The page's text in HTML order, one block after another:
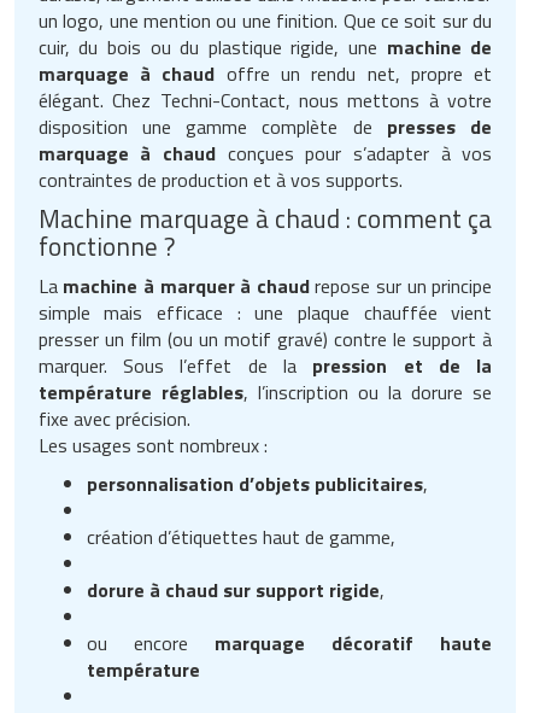
Mobilier fumeurs
Mobilier gabion
Mobilier pour cimetière
Mobilier urbain solaire
Panneaux brise vue
Ponton
Potelets et bornes urbaines
Protection arbres
Signalisation routière
Table de pique nique
Outillage jardin
Panneaux et affichages pour
magasin
PLV pour magasin
Présentoirs pour magasin
Rasage pour homme
Rayonnages pour magasin
Robots de service
Sac shopping
Thermomètre de mesure
Ustensile cuisine professionnel
Vêtements personnalisés
Vitrines pour magasin
Matériel électrique
Mesure et contrôle
Outillage à main
Outillage électrique
Pistolet professionnel
Portes industrielles
Sas de confinement
Signalétique industrielle
Tables pour atelier
Techniques
Traitement de l'air
Traitement des eaux
Trancheuse professionnelle
Panneaux et signalétiques de
nettoyage
Poubelles et portes sacs
Produits d'essuyage
Produits de nettoyage
professionnels
Produits pour lave vaisselle
Protection anti-inondation
Pulvérisateurs professionnels
Robots de nettoyage
Savons et soins du corps
Tapis de bureau
Tapis et caillebotis
Traitement des surfaces
Equipement multisport
Equipement paintball
Equipement pour trottinette
Equipement pour vélo
Equipement rugby
Equipement sport de combat
Equipement tennis
Equipement Tir à l'arc
Equipement Tir au fusil
Equipement volley ball
Equipements de football
Equipements de karting
Equipements pour patinage
Machines à café professionnelles
Machines d'emballage alimentaire
Marmites professionnelles
Matériel boulangerie pâtisserie
Matériel découpe de cuisine
Matériel pizzeria
Matériels d'hygiène pour restaurant
Meuble inox de cuisine
Mixeurs et blenders professionnels
Mobilier self service
Pétrin professionnel
Piano de cuisson
Plats et plateaux
Outillage BTP
Peinture
Plafond
Protections murales
Réparation de sol
Sécurité du chantier
Signalisations de chantier
Tapis agricoles
Services juridiques
Téléphone portable
Téléphonie pour entreprise
Transport
Travaux agricoles
Travaux maison
Véhicules professionnels
un logo, une mention ou une finition. Que ce soit sur du
cuir, du bois ou du plastique rigide, une machine de
marquage à chaud offre un rendu net, propre et
élégant. Chez Techni-Contact, nous mettons à votre
disposition une gamme complète de presses de
marquage à chaud conçues pour s’adapter à vos
contraintes de production et à vos supports.
Machine marquage à chaud : comment ça
fonctionne ?
La machine à marquer à chaudrepose sur un principe
simple mais efficace : une plaque chauffée vient
presser un film (ou un motif gravé) contre le support à
marquer. Sous l’effet de la pression et de la
température réglables, l’inscription ou la dorure se
fixe avec précision.
Les usages sont nombreux :
personnalisation d’objets publicitaires,
création d’étiquettes haut de gamme,
dorure à chaud sur support rigide,
ou encore marquage décoratif haute
température